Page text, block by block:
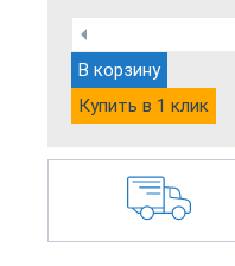
В корзину
Купить в 1 клик